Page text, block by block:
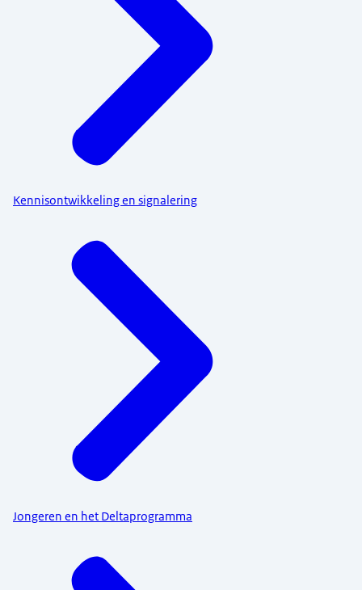
Kennisontwikkeling en signalering
Jongeren en het Deltaprogramma